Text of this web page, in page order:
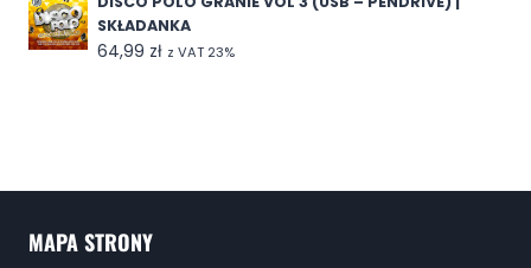
SKŁADANKA
64,99 zł z VAT 23%
MAPA STRONY